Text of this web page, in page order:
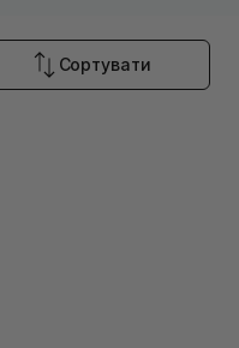
Сортувати